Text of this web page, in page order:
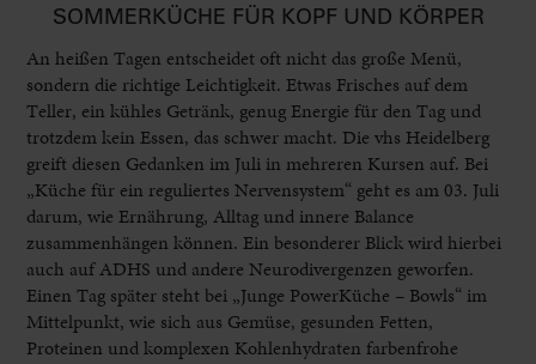
SOMMERKÜCHE FÜR KOPF UND KÖRPER
An heißen Tagen entscheidet oft nicht das große Menü,
sondern die richtige Leichtigkeit. Etwas Frisches auf dem
Teller, ein kühles Getränk, genug Energie für den Tag und
trotzdem kein Essen, das schwer macht. Die vhs Heidelberg
greift diesen Gedanken im Juli in mehreren Kursen auf. Bei
„Küche für ein reguliertes Nervensystem“ geht es am 03. Juli
darum, wie Ernährung, Alltag und innere Balance
zusammenhängen können. Ein besonderer Blick wird hierbei
auch auf ADHS und andere Neurodivergenzen geworfen.
Einen Tag später steht bei „Junge PowerKüche – Bowls“ im
Mittelpunkt, wie sich aus Gemüse, gesunden Fetten,
Proteinen und komplexen Kohlenhydraten farbenfrohe